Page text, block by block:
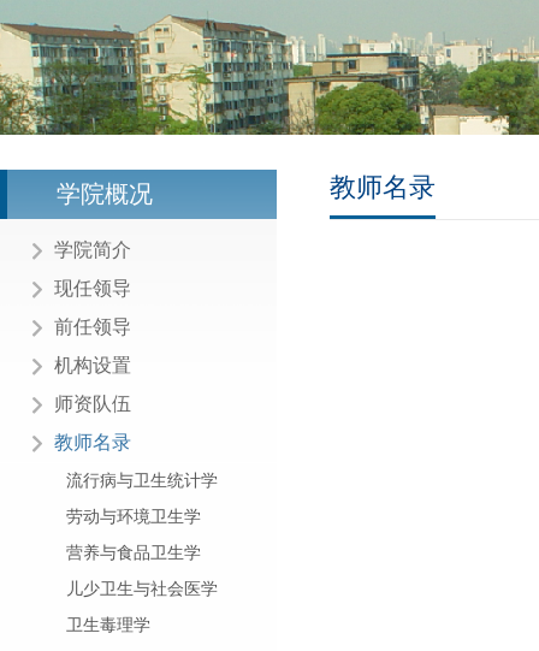
学院概况
学院简介
现任领导
前任领导
机构设置
师资队伍
教师名录
流行病与卫生统计学
劳动与环境卫生学
营养与食品卫生学
儿少卫生与社会医学
卫生毒理学
教师名录